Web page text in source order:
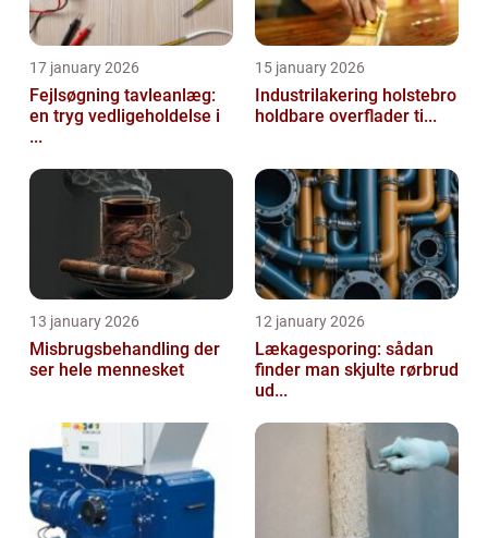
17 january 2026
Fejlsøgning tavleanlæg:
en tryg vedligeholdelse i
...
15 january 2026
Industrilakering holstebro
holdbare overflader ti...
13 january 2026
Misbrugsbehandling der
ser hele mennesket
12 january 2026
Lækagesporing: sådan
finder man skjulte rørbrud
ud...